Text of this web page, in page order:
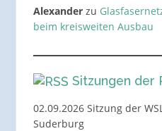
Alexanderzu
beim kreisweiten Ausbau
Sitzungen der
02.09.2026 Sitzung der
Suderburg